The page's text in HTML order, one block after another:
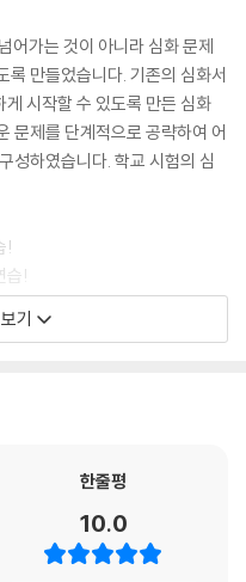
어가는 것이 아니라 심화 문제
록 만들었습니다. 기존의 심화서
시작할 수 있도록 만든 심화
문제를 단계적으로 공략하여 어
성하였습니다. 학교 시험의 심
!
습!
제 연습!
기
한줄평
10.0